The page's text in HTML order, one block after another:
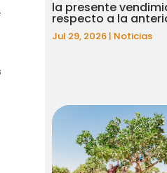
la presente
respecto a la
Jul 29, 2026 | Noticias